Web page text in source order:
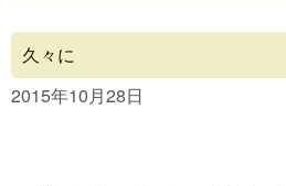
Concept
久々に
2015年10月28日